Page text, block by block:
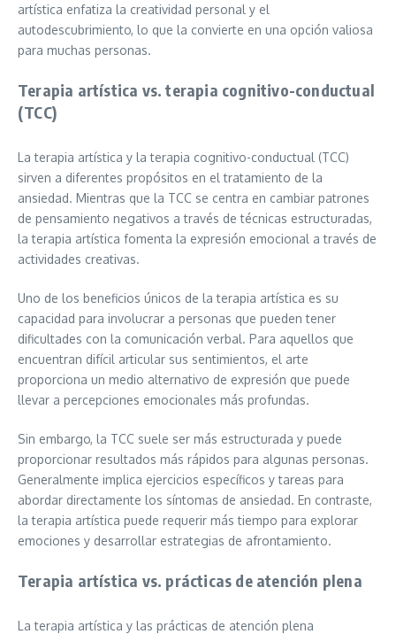
artística enfatiza la creatividad personal y el
autodescubrimiento, lo que la convierte en una opción valiosa
para muchas personas.
Terapia artística vs. terapia cognitivo-conductual
(TCC)
La terapia artística y la terapia cognitivo-conductual (TCC)
sirven a diferentes propósitos en el tratamiento de la
ansiedad. Mientras que la TCC se centra en cambiar patrones
de pensamiento negativos a través de técnicas estructuradas,
la terapia artística fomenta la expresión emocional a través de
actividades creativas.
Uno de los beneficios únicos de la terapia artística es su
capacidad para involucrar a personas que pueden tener
dificultades con la comunicación verbal. Para aquellos que
encuentran difícil articular sus sentimientos, el arte
proporciona un medio alternativo de expresión que puede
llevar a percepciones emocionales más profundas.
Sin embargo, la TCC suele ser más estructurada y puede
proporcionar resultados más rápidos para algunas personas.
Generalmente implica ejercicios específicos y tareas para
abordar directamente los síntomas de ansiedad. En contraste,
la terapia artística puede requerir más tiempo para explorar
emociones y desarrollar estrategias de afrontamiento.
Terapia artística vs. prácticas de atención plena
La terapia artística y las prácticas de atención plena